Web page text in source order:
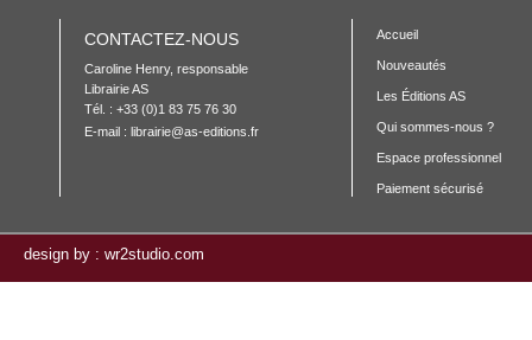
CONTACTEZ-NOUS
Caroline Henry, responsable
Librairie AS
Tél. : +33 (0)1 83 75 76 30
E-mail : librairie@as-editions.fr
Accueil
Nouveautés
Les Éditions AS
Qui sommes-nous ?
Espace professionnel
Paiement sécurisé
design by : wr2studio.com